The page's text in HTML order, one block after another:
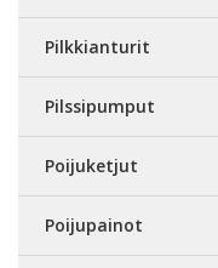
Pilkkianturit
Pilssipumput
Poijuketjut
Poijupainot